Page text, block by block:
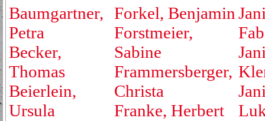
Baumgartner,
Petra
Becker,
Thomas
Beierlein,
Ursula
Forkel, Benjamin
Forstmeier,
Sabine
Frammersberger,
Christa
Franke, Herbert